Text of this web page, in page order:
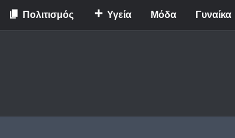
Πολιτισμός Υγεία Μόδα Γυναίκα